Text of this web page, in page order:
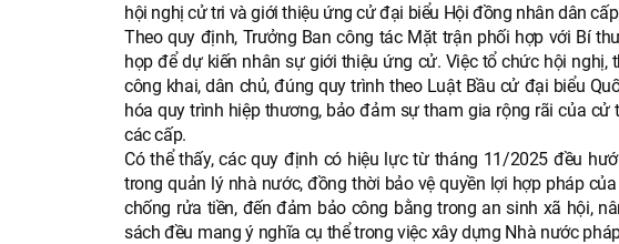
hội nghị cử tri và giới thiệu ứng cử đại biểu Hội đồng nhân dân
Theo quy định, Trưởng Ban công tác Mặt trận phối hợp với Bí
họp để dự kiến nhân sự giới thiệu ứng cử. Việc tổ chức hội
công khai, dân chủ, đúng quy trình theo Luật Bầu cử đại biểu
hóa quy trình hiệp thương, bảo đảm sự tham gia rộng rãi của
các cấp.
Có thể thấy, các quy định có hiệu lực từ tháng 11/2025 đều
trong quản lý nhà nước, đồng thời bảo vệ quyền lợi hợp pháp
chống rửa tiền, đến đảm bảo công bằng trong an sinh xã hội,
sách đều mang ý nghĩa cụ thể trong việc xây dựng Nhà nước